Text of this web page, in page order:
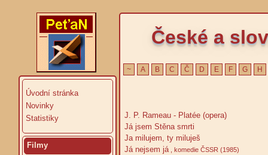
Úvodní stránka
Novinky
Statistiky
Filmy
České a
~ A B C Č D E F G H
J. P. Rameau - Platée (opera)
Já jsem Stěna smrti
Ja milujem, ty miluješ
Já nejsem já , komedie ČSSR (1985)